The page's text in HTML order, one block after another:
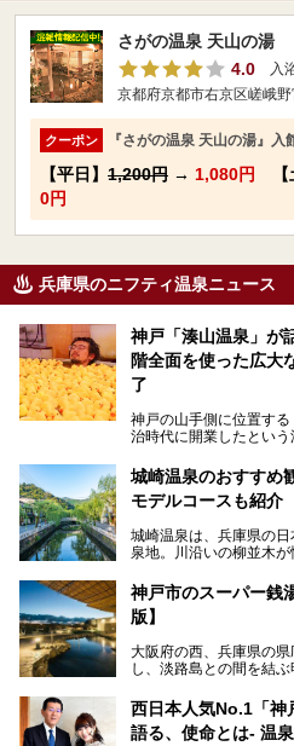
さがの温泉 天山の湯
4.0
入
京都府京都市右京区嵯峨
クーポン 『さがの温泉 天山の湯』入
【平日】 1,200円 → 1,080円 【
0円
兵庫県のニフティ温泉ニュース
神戸「湊山温泉」が
階全面を使った広大
了
神戸の山手側に位置す
治時代に開業したという
っぱいに浮かぶアヒル
コワーキングも可能な
設備で人々をアッと驚か
城崎温泉のおすすめ
モデルコースも紹介
城崎温泉は、兵庫県の
泉地。川沿いの柳並木が
られています。鉄道の駅
ちょうどよい規模で、
の観光スポットをピッ
盛り込んだ日帰り観光
神戸市のスーパー銭
版】
大阪府の西、兵庫県の
し、淡路島との間を結
華街をはじめ、きらびや
人気観光スポットもめ
そして、温泉好きの視点
西日本人気No.1「神
語る、使命とは- 温